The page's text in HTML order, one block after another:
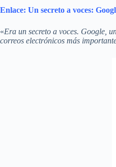
Enlace: Un secreto a voces:
«Era un secreto a voces. Google,
correos electrónicos más